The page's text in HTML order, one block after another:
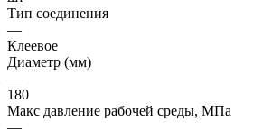
Тип соединения
—
Клеевое
Диаметр (мм)
—
180
Макс давление рабочей среды, МПа
—